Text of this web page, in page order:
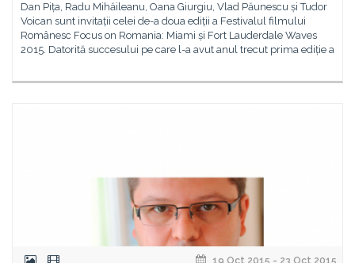
Dan Pița, Radu Mihăileanu, Oana Giurgiu, Vlad Păunescu și Tudor
Voican sunt invitații celei de-a doua ediții a Festivalul filmului
Românesc Focus on Romania: Miami și Fort Lauderdale Waves
2015. Datorită succesului pe care l-a avut anul trecut prima ediție a
19 Oct 2015 - 23 Oct 2015